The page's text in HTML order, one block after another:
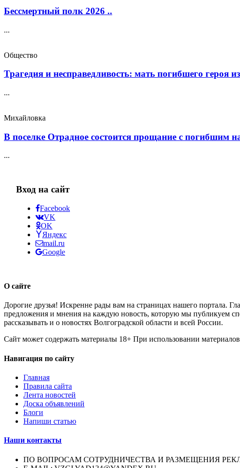
Бессмертный полк 2026 ..
...
Общество
Трагедия и несправедливость: мать погибшего героя
...
Михайловка
В поселке Отрадное состоится прощание с погибшим
...
Вход на сайт
Facebook
VK
OK
Яндекс
mail.ru
Google
О сайте
Дорогие друзья! Искренне рады вам на страницах нашего портала.
предложения и мнения на каждую новость, которую мы публикуем
рассказывать и о новостях Волгоградской области и всей России.
Сайт может содержать материалы 18+ При использовании
Навигация по сайту
Главная
Правила сайта
Лента новостей
Доска объявлений
Блоги
Напиши статью
Наши контакты
ПО ВОПРОСАМ СОТРУДНИЧЕСТВА И РАЗМЕЩЕНИЯ